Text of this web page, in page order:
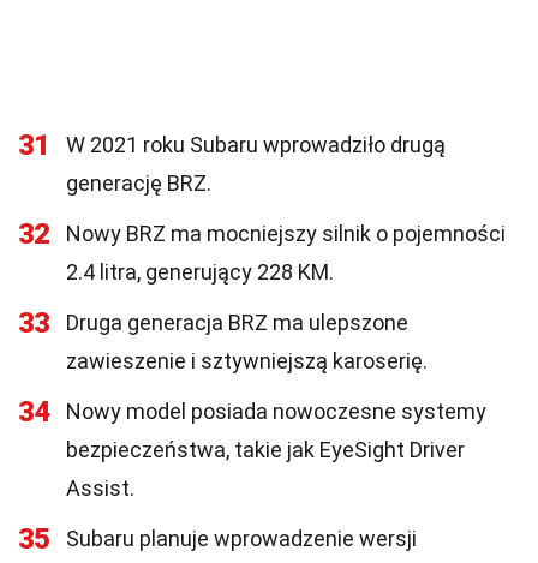
31
W 2021 roku Subaru wprowadziło drugą
generację BRZ.
32
Nowy BRZ ma mocniejszy silnik o pojemności
2.4 litra, generujący 228 KM.
33
Druga generacja BRZ ma ulepszone
zawieszenie i sztywniejszą karoserię.
34
Nowy model posiada nowoczesne systemy
bezpieczeństwa, takie jak EyeSight Driver
Assist.
35
Subaru planuje wprowadzenie wersji